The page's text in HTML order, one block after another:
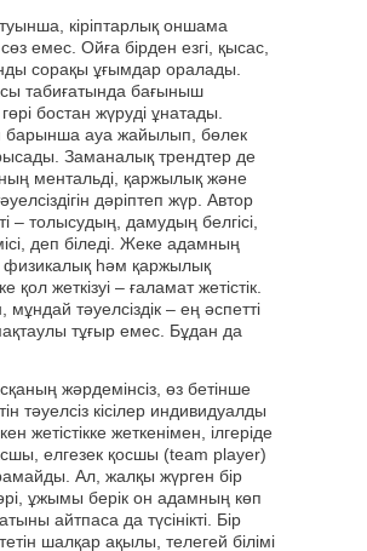
кіріптарлық оншама
емес. Ойға бірден езгі, қысас,
сорақы ұғымдар оралады.
табиғатында бағыныш
бостан жүруді ұнатады.
барынша ауа жайылып, бөлек
Заманалық трендтер де
ментальді, қаржылық және
дәріптеп жүр. Автор
– толысудың, дамудың белгісі,
деп біледі. Жеке адамның
физикалық һәм қаржылық
қол жеткізуі – ғаламат жетістік.
тәуелсіздік – ең әспетті
тұғыр емес. Бұдан да
жәрдемінсіз, өз бетінше
тәуелсіз кісілер индивидуалды
жетістікке жеткенімен, ілгеріде
елгезек қосшы (team player)
Ал, жалқы жүрген бір
ұжымы берік он адамның көп
айтпаса да түсінікті. Бір
шалқар ақылы, телегей білімі